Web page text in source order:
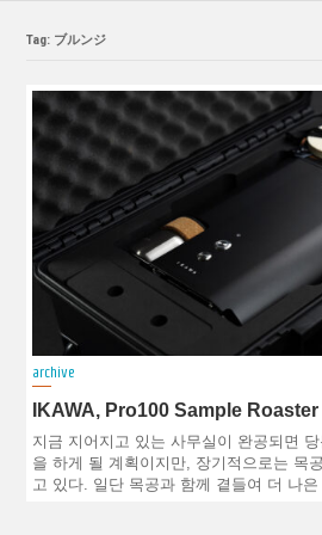
Tag: ブルンジ
archive
IKAWA, Pro100 Sample Roaster
지금 지어지고 있는 사무실이 완공되면
을 하게 될 계획이지만, 장기적으로는 목
고 있다. 일단 목공과 함께 곁들여 더 나